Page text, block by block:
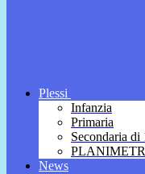
Plessi
Infanzia
Primaria
Secondaria di
News